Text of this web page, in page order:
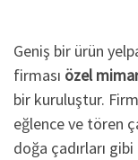
Geniş bir ürün
firması özel
bir kuruluştur.
eğlence ve tören
doğa çadırları